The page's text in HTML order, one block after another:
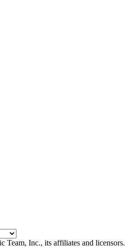
Team, Inc., its affiliates and licensors.